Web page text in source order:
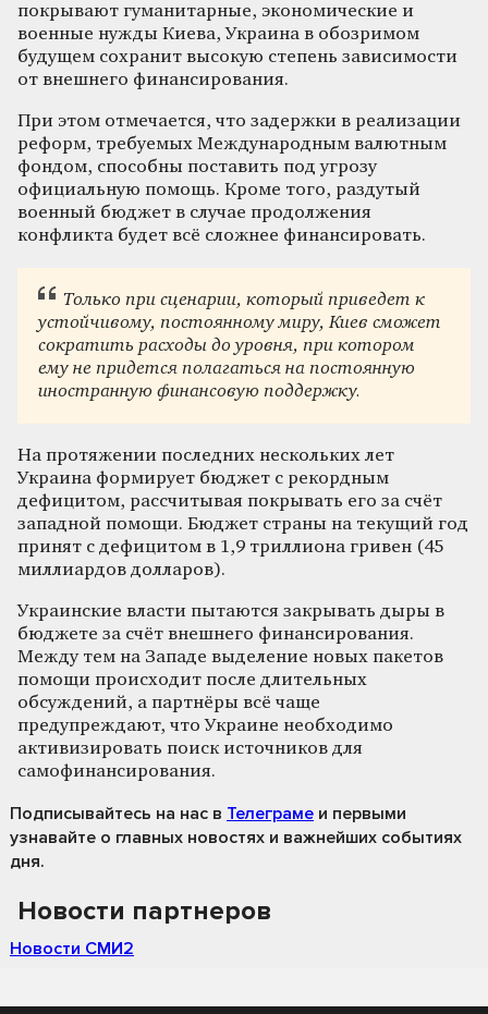
покрывают гуманитарные, экономические и
военные нужды Киева, Украина в обозримом
будущем сохранит высокую степень зависимости
от внешнего финансирования.
При этом отмечается, что задержки в реализации
реформ, требуемых Международным валютным
фондом, способны поставить под угрозу
официальную помощь. Кроме того, раздутый
военный бюджет в случае продолжения
конфликта будет всё сложнее финансировать.
Только при сценарии, который приведет к
устойчивому, постоянному миру, Киев сможет
сократить расходы до уровня, при котором
ему не придется полагаться на постоянную
иностранную финансовую поддержку.
На протяжении последних нескольких лет
Украина формирует бюджет с рекордным
дефицитом, рассчитывая покрывать его за счёт
западной помощи. Бюджет страны на текущий год
принят с дефицитом в 1,9 триллиона гривен (45
миллиардов долларов).
Украинские власти пытаются закрывать дыры в
бюджете за счёт внешнего финансирования.
Между тем на Западе выделение новых пакетов
помощи происходит после длительных
обсуждений, а партнёры всё чаще
предупреждают, что Украине необходимо
активизировать поиск источников для
самофинансирования.
Подписывайтесь на нас в Телеграме и первыми
узнавайте о главных новостях и важнейших событиях
дня.
Новости партнеров
Новости СМИ2